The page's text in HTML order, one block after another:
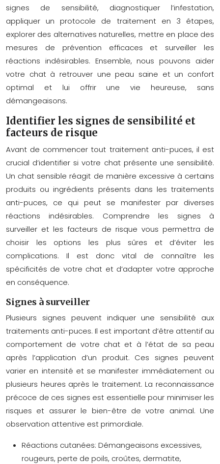
signes de sensibilité, diagnostiquer l’infestation,
appliquer un protocole de traitement en 3 étapes,
explorer des alternatives naturelles, mettre en place des
mesures de prévention efficaces et surveiller les
réactions indésirables. Ensemble, nous pouvons aider
votre chat à retrouver une peau saine et un confort
optimal et lui offrir une vie heureuse, sans
démangeaisons.
Identifier les signes de sensibilité et
facteurs de risque
Avant de commencer tout traitement anti-puces, il est
crucial d’identifier si votre chat présente une sensibilité.
Un chat sensible réagit de manière excessive à certains
produits ou ingrédients présents dans les traitements
anti-puces, ce qui peut se manifester par diverses
réactions indésirables. Comprendre les signes à
surveiller et les facteurs de risque vous permettra de
choisir les options les plus sûres et d’éviter les
complications. Il est donc vital de connaître les
spécificités de votre chat et d’adapter votre approche
en conséquence.
Signes à surveiller
Plusieurs signes peuvent indiquer une sensibilité aux
traitements anti-puces. Il est important d’être attentif au
comportement de votre chat et à l’état de sa peau
après l’application d’un produit. Ces signes peuvent
varier en intensité et se manifester immédiatement ou
plusieurs heures après le traitement. La reconnaissance
précoce de ces signes est essentielle pour minimiser les
risques et assurer le bien-être de votre animal. Une
observation attentive est primordiale.
Réactions cutanées: Démangeaisons excessives,
rougeurs, perte de poils, croûtes, dermatite,